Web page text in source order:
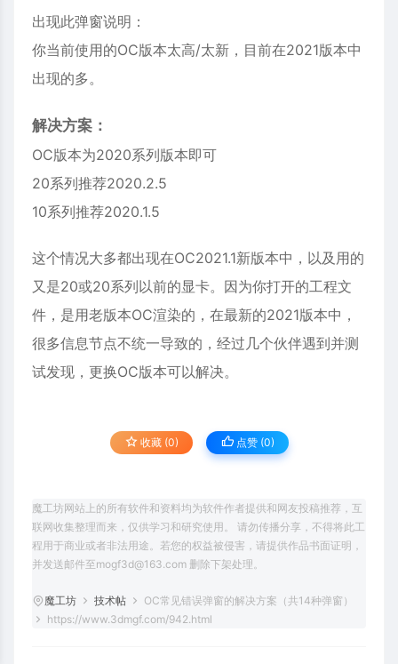
出现此弹窗说明：
你当前使用的OC版本太高/太新，目前在2021版本中
出现的多。
解决方案：
OC版本为2020系列版本即可
20系列推荐2020.2.5
10系列推荐2020.1.5
这个情况大多都出现在OC2021.1新版本中，以及用的
又是20或20系列以前的显卡。因为你打开的工程文
件，是用老版本OC渲染的，在最新的2021版本中，
很多信息节点不统一导致的，经过几个伙伴遇到并测
试发现，更换OC版本可以解决。
收藏 (0) 点赞 (0)
魔工坊网站上的所有软件和资料均为软件作者提供和网友投稿推荐，互
联网收集整理而来，仅供学习和研究使用。 请勿传播分享，不得将此工
程用于商业或者非法用途。若您的权益被侵害，请提供作品书面证明，
并发送邮件至mogf3d@163.com 删除下架处理。
魔工坊 技术帖
OC常见错误弹窗的解决方案（共14种弹窗）
https://www.3dmgf.com/942.html